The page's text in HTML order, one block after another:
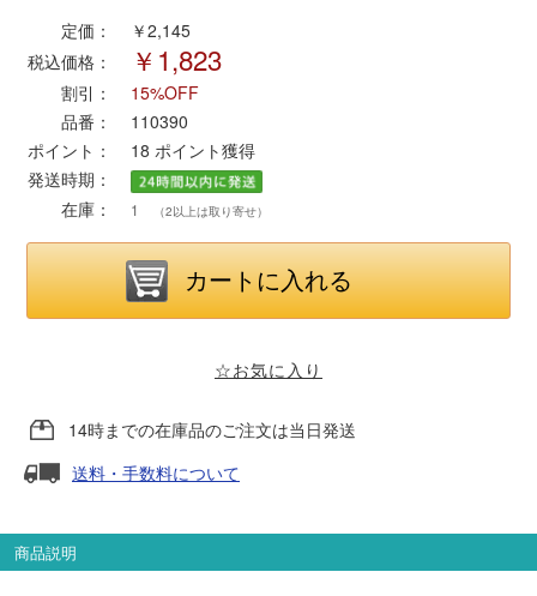
タカラトミー（プラレール）
ポポンデッタ
MODEMO(モデモ)
トラムウェイ
TTC
セール商品
定価：
￥2,145
税込価格：
￥1,823
割引：
15%OFF
品番：
110390
ポイント：
18 ポイント獲得
発送時期：
在庫：
1 （2以上は取り寄せ）
☆お気に入り
14時までの在庫品のご注文は当日発送
送料・手数料について
商品説明